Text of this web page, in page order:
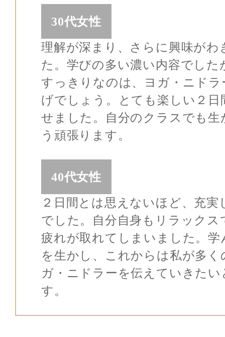
30代女性
理解が深まり、さらに興味がわ
た。学びの多い濃い内容でした
すっきりなのは、ヨガ・ニドラ
げでしょう。とても楽しい２日
せました。自分のクラスでも生
う頑張ります。
40代女性
２日間とは思えないほど、充実
でした。自分自身もリラックス
疲れが取れてしまいました。学
を生かし、これからは私が多く
ガ・ニドラーを伝えていきたい
す。